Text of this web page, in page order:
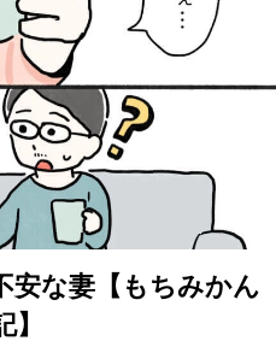
安な妻【もちみかん